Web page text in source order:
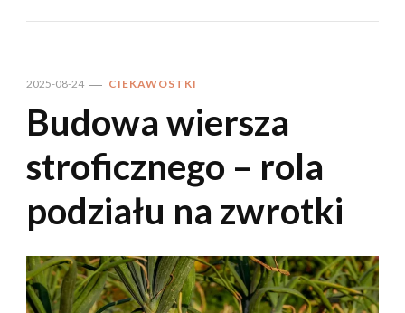
2025-08-24 CIEKAWOSTKI
Budowa wiersza
stroficznego – rola
podziału na zwrotki